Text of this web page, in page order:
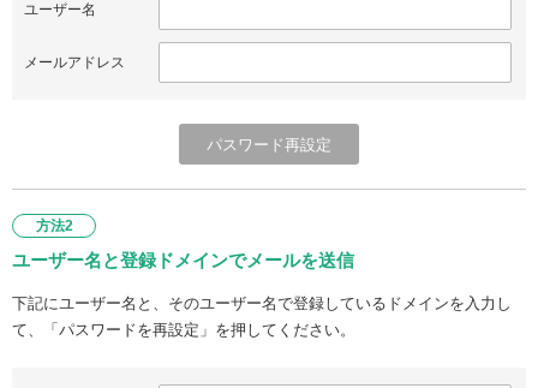
ユーザー名
メールアドレス
方法2
ユーザー名と登録ドメインでメールを送信
下記にユーザー名と、そのユーザー名で登録しているドメインを入力し
て、「パスワードを再設定」を押してください。